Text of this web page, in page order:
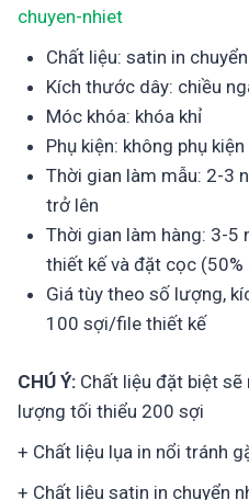
chuyen-nhiet
Chất liệu: satin in
Kích thước dây: chiều
Móc khóa: khóa khỉ
Phụ kiện: không phụ kiện
Thời gian làm mẫu: 2-3
trở lên
Thời gian làm hàng: 3-5
thiết kế và đặt cọc
Giá tùy theo số lượng,
100 sợi/file thiết kế
CHÚ Ý: Chất liệu đặt biệt
lượng tối thiểu 200 sợi
+ Chất liệu lụa in nổi tránh
+ Chất liệu satin in chuyển